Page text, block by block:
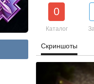
0
Каталог
Скриншоты